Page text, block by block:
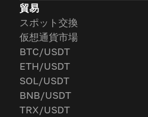
貿易
スポット交換
仮想通貨市場
BTC/USDT
ETH/USDT
SOL/USDT
BNB/USDT
TRX/USDT